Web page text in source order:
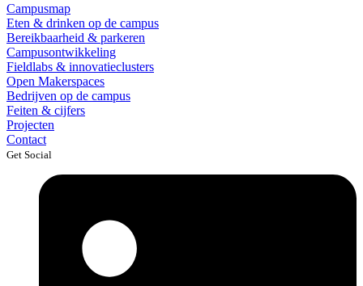
Campusmap
Eten & drinken op de campus
Bereikbaarheid & parkeren
Campusontwikkeling
Fieldlabs & innovatieclusters
Open Makerspaces
Bedrijven op de campus
Feiten & cijfers
Projecten
Contact
Get Social